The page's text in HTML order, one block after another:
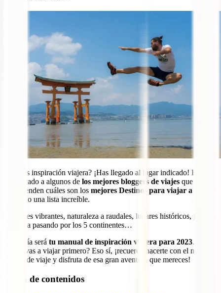
¿Buscas inspiración viajera? ¡Has llegado al lugar indicado! Hemos
preguntado a algunos de los mejores bloggers de viajes que nos
recomienden cuáles son los mejores Destinos para viajar a 2023
ha salido una lista increíble.
Ciudades vibrantes, naturaleza a raudales, lugares históricos, playa y
montaña pasando por los 5 continentes…
Esta guía será tu manual de inspiración viajera para 2023. ¿A
dónde vas a viajar primero? Eso sí, ¡recuerda hacerte con el mejor
seguro de viaje y disfruta de esa gran aventura que mereces!
Tabla de contenidos